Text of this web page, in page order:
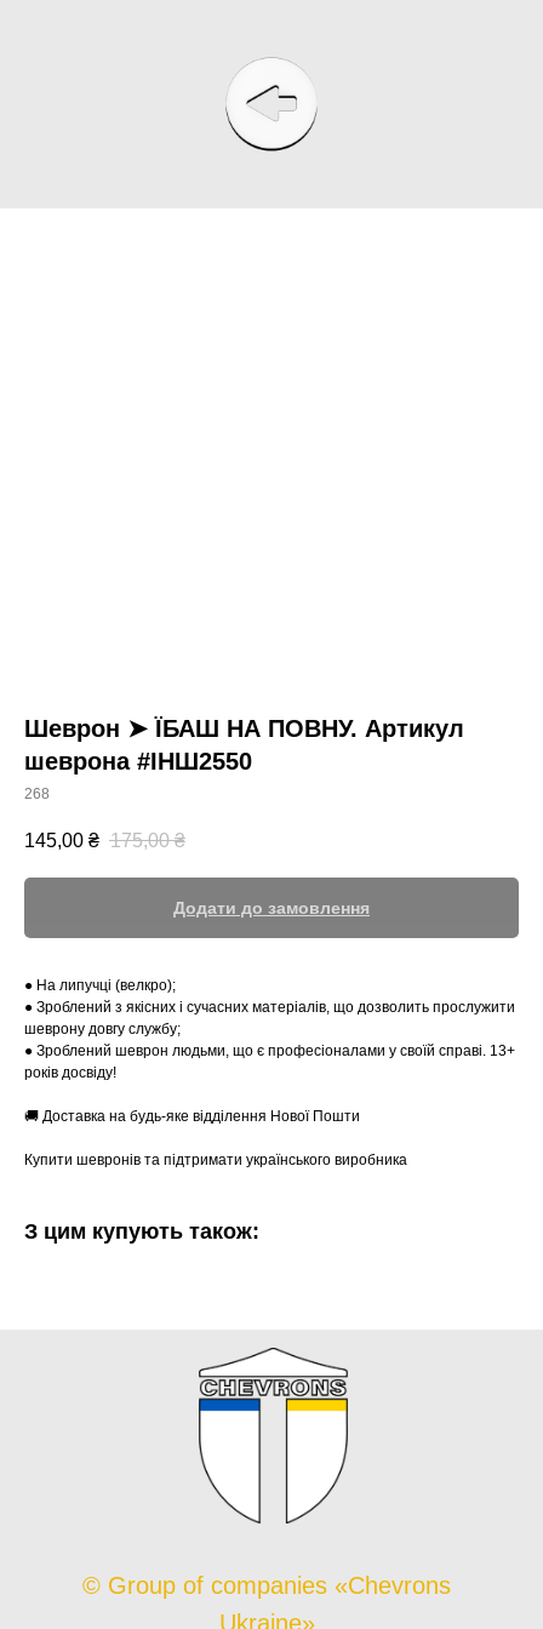
Шеврон ➤ ЇБАШ НА ПОВНУ. Артикул
шеврона #ІНШ2550
268
145,00 ₴ 175,00 ₴
Додати до замовлення
● На липучці (велкро);
● Зроблений з якісних і сучасних матеріалів, що дозволить прослужити
шеврону довгу службу;
● Зроблений шеврон людьми, що є професіоналами у своїй справі. 13+
років досвіду!
🚚 Доставка на будь-яке відділення Нової Пошти
Купити шевронів та підтримати українського виробника
З цим купують також:
© Group of companies «Chevrons
Ukraine»